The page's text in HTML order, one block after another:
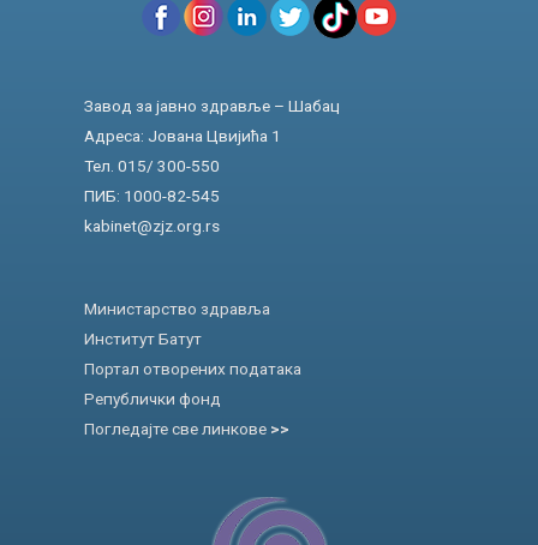
Завод за јавно здравље – Шабац
Адреса: Јована Цвијића 1
Тел. 015/ 300-550
ПИБ: 1000-82-545
kabinet@zjz.org.rs
Министарство здравља
Институт Батут
Портал отворених података
Републички фонд
Погледајте све линкове >>